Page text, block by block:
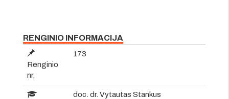
RENGINIO INFORMACIJA
Renginio
nr.
173
doc. dr. Vytautas Stankus